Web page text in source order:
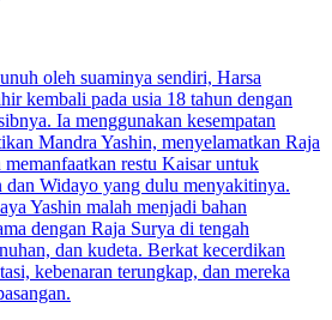
oleh suaminya sendiri, Harsa
kembali pada usia 18 tahun dengan
Ia menggunakan kesempatan
Mandra Yashin, menyelamatkan Raja
restu Kaisar untuk
dan Widayo yang dulu menyakitinya.
Yashin malah menjadi bahan
dengan Raja Surya di tengah
dan kudeta. Berkat kecerdikan
kebenaran terungkap, dan mereka